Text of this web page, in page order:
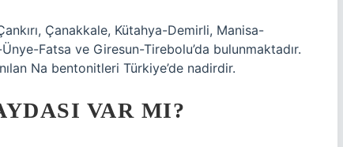
Çanakkale, Kütahya-Demirli, Manisa-
Fatsa ve Giresun-Tirebolu’da bulunmaktadır.
Na bentonitleri Türkiye’de nadirdir.
VAR MI?